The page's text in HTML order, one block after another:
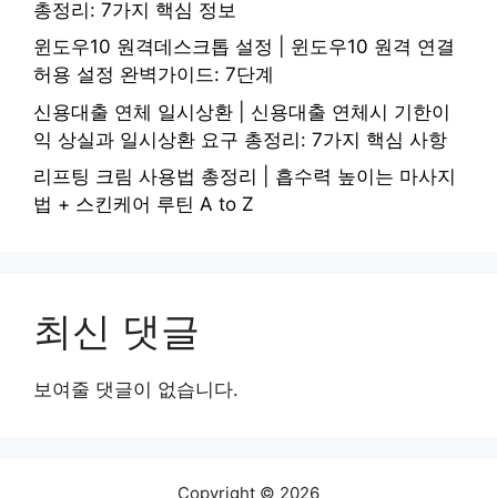
총정리: 7가지 핵심 정보
윈도우10 원격데스크톱 설정 | 윈도우10 원격 연결
허용 설정 완벽가이드: 7단계
신용대출 연체 일시상환 | 신용대출 연체시 기한이
익 상실과 일시상환 요구 총정리: 7가지 핵심 사항
리프팅 크림 사용법 총정리 | 흡수력 높이는 마사지
법 + 스킨케어 루틴 A to Z
최신 댓글
보여줄 댓글이 없습니다.
Copyright © 2026